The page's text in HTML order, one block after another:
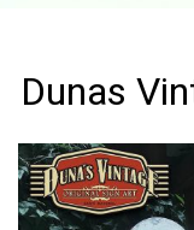
Dunas